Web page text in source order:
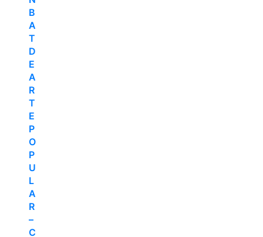
B
A
T
D
E
A
R
T
E
P
O
P
U
L
A
R
–
C